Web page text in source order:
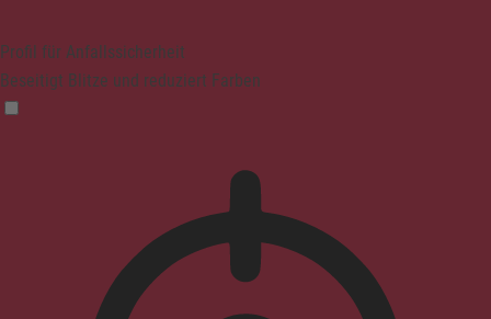
Profil für Anfallssicherheit
Beseitigt Blitze und reduziert Farben